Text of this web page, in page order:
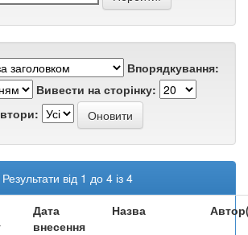
Впорядкування:
Вивести на сторінку:
Результати від 1 до 4 із 4
Дата
внесення
Назва